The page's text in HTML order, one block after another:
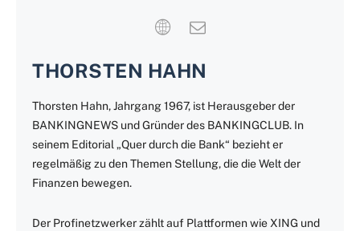
THORSTEN HAHN
Thorsten Hahn, Jahrgang 1967, ist Herausgeber der
BANKINGNEWS und Gründer des BANKINGCLUB. In
seinem Editorial „Quer durch die Bank“ bezieht er
regelmäßig zu den Themen Stellung, die die Welt der
Finanzen bewegen.
Der Profinetzwerker zählt auf Plattformen wie XING und